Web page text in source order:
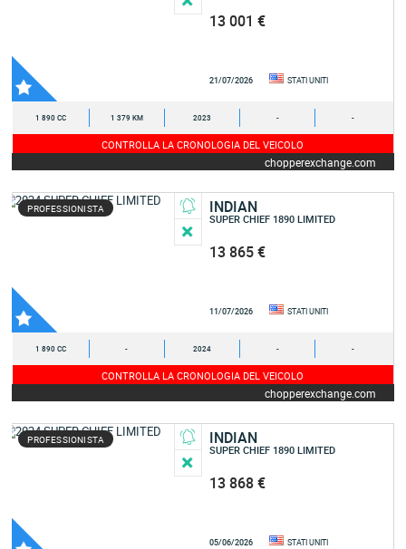
13 001 €
21/07/2026 STATI UNITI
1 890 CC 1 379 KM 2023 - -
CONTROLLA LA CRONOLOGIA DEL VEICOLO
chopperexchange.com
PROFESSIONISTA INDIAN
SUPER CHIEF 1890 LIMITED
13 865 €
11/07/2026 STATI UNITI
1 890 CC - 2024 - -
CONTROLLA LA CRONOLOGIA DEL VEICOLO
chopperexchange.com
PROFESSIONISTA INDIAN
SUPER CHIEF 1890 LIMITED
13 868 €
05/06/2026 STATI UNITI